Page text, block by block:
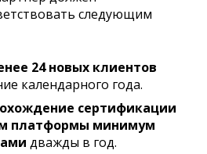
следующим
24 новых клиентов
календарного года.
сертификации
платформы минимум
дважды в год.